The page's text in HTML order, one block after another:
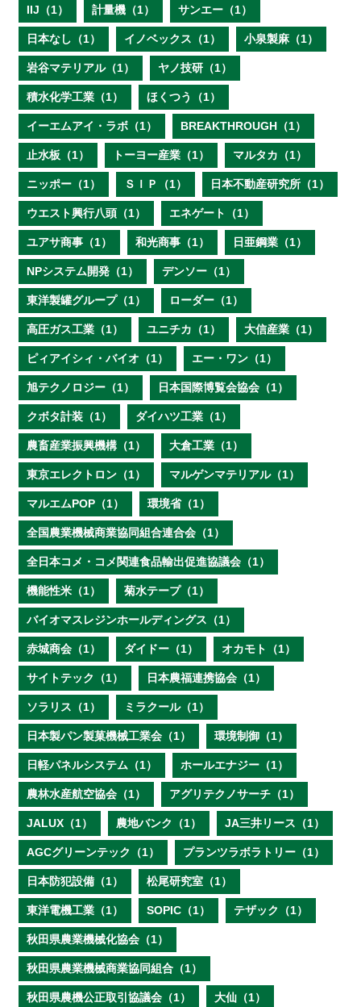
IIJ（1） 計量機（1） サンエー（1）
日本なし（1） イノベックス（1） 小泉製麻（1）
岩谷マテリアル（1） ヤノ技研（1）
積水化学工業（1） ほくつう（1）
イーエムアイ・ラボ（1） BREAKTHROUGH（1）
止水板（1） トーヨー産業（1） マルタカ（1）
ニッポー（1） ＳＩＰ（1） 日本不動産研究所（1）
ウエスト興行八頭（1） エネゲート（1）
ユアサ商事（1） 和光商事（1） 日亜鋼業（1）
NPシステム開発（1） デンソー（1）
東洋製罐グループ（1） ローダー（1）
高圧ガス工業（1） ユニチカ（1） 大信産業（1）
ピィアイシィ・バイオ（1） エー・ワン（1）
旭テクノロジー（1） 日本国際博覧会協会（1）
クボタ計装（1） ダイハツ工業（1）
農畜産業振興機構（1） 大倉工業（1）
東京エレクトロン（1） マルゲンマテリアル（1）
マルエムPOP（1） 環境省（1）
全国農業機械商業協同組合連合会（1）
全日本コメ・コメ関連食品輸出促進協議会（1）
機能性米（1） 菊水テープ（1）
バイオマスレジンホールディングス（1）
赤城商会（1） ダイドー（1） オカモト（1）
サイトテック（1） 日本農福連携協会（1）
ソラリス（1） ミラクール（1）
日本製パン製菓機械工業会（1） 環境制御（1）
日軽パネルシステム（1） ホールエナジー（1）
農林水産航空協会（1） アグリテクノサーチ（1）
JALUX（1） 農地バンク（1） JA三井リース（1）
AGCグリーンテック（1） プランツラボラトリー（1）
日本防犯設備（1） 松尾研究室（1）
東洋電機工業（1） SOPIC（1） テザック（1）
秋田県農業機械化協会（1）
秋田県農業機械商業協同組合（1）
秋田県農機公正取引協議会（1） 大仙（1）